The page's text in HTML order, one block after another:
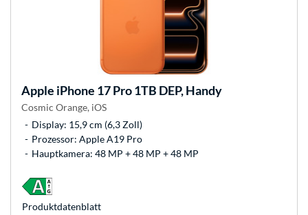
Apple iPhone 17 Pro 1TB DEP, Handy
Cosmic Orange, iOS
Display: 15,9 cm (6,3 Zoll)
Prozessor: Apple A19 Pro
Hauptkamera: 48 MP + 48 MP + 48 MP
Produkt­datenblatt